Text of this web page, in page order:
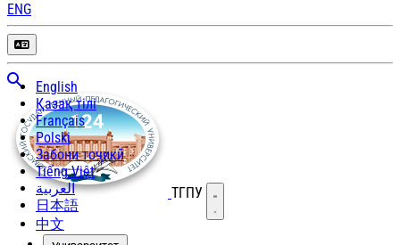
ENG
English
Қазақ тілі
Français
Polski
Забони тоҷикӣ
Tiếng Việt
العربية
日本語
中文
ТГПУ Открыть меню